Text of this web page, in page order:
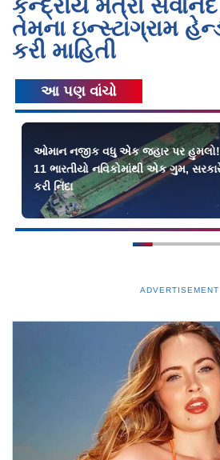
કેન્દ્રીય મંત્રી
તેમના ઇન્સ્ટાગ્રામ
કરી માહિતી
આ પણ વાંચો
ઓમાન નજીક વધુ એક જહાર પર હુમલો!
11 ભારતીયો નવિકોમાંથી એક ગુમ,
કરી નિંદા
ADVERTISEMENT